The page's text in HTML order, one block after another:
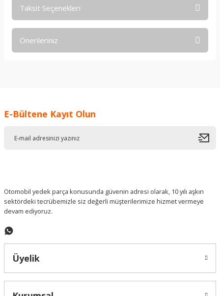
Taksit Seçenekleri
Önerileriniz
Ürün resmi kalitesiz, bozuk veya görüntülenemiyor.
E-Bültene Kayıt Olun
Otomobil yedek parça konusunda güvenin adresi olarak, 10 yılı aşkın
sektördeki tecrübemizle siz değerli müşterilerimize hizmet vermeye
devam ediyoruz.
Üyelik